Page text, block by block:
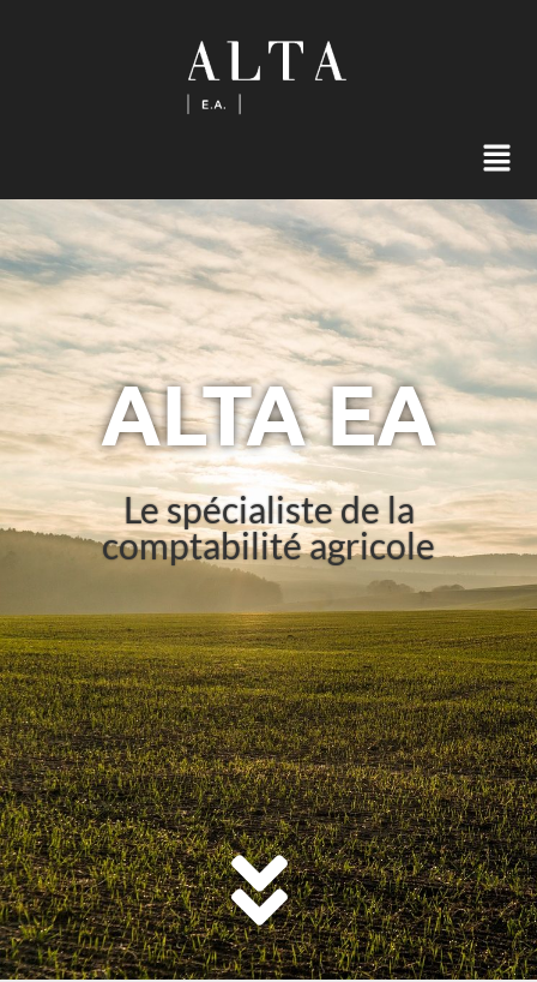
ALTA EA
Le spécialiste de la
comptabilité agricole